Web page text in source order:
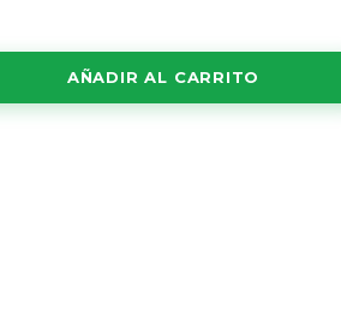
AÑADIR AL CARRITO